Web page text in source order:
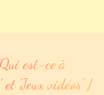
Qui est-ce à
‘Jeux vidéos’ /